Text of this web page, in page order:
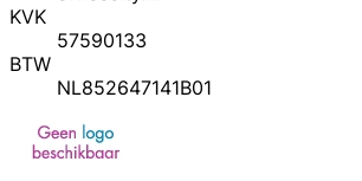
KVK
57590133
BTW
NL852647141B01